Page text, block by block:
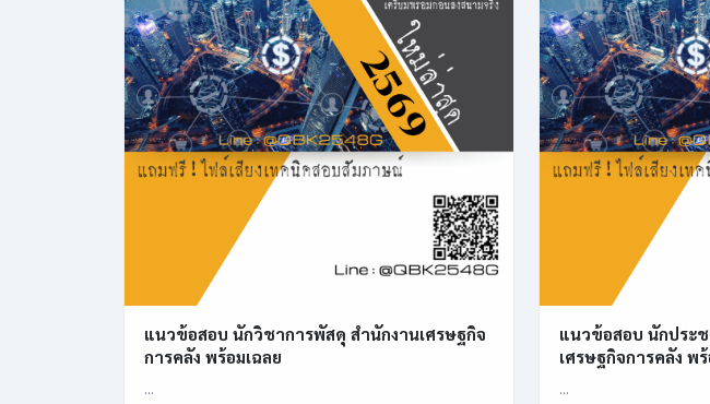
แนวข้อสอบ นักวิชาการพัสดุ สำนักงานเศรษฐกิจ
การคลัง พร้อมเฉลย
แนวข้อสอบ นักประ
เศรษฐกิจการคลัง พ